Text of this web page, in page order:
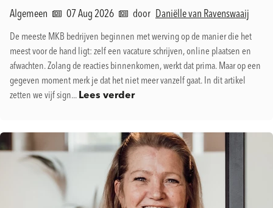
Algemeen 07 Aug 2026 door Daniëlle van Ravenswaaij
De meeste MKB bedrijven beginnen met werving op de manier die het
meest voor de hand ligt: zelf een vacature schrijven, online plaatsen en
afwachten. Zolang de reacties binnenkomen, werkt dat prima. Maar op een
gegeven moment merk je dat het niet meer vanzelf gaat. In dit artikel
zetten we vijf sign... Lees verder